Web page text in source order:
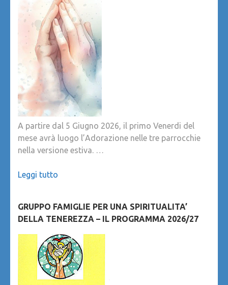
A partire dal 5 Giugno 2026, il primo Venerdi del
mese avrà luogo l’Adorazione nelle tre parrocchie
nella versione estiva. …
Leggi tutto
GRUPPO FAMIGLIE PER UNA SPIRITUALITA’
DELLA TENEREZZA – IL PROGRAMMA 2026/27